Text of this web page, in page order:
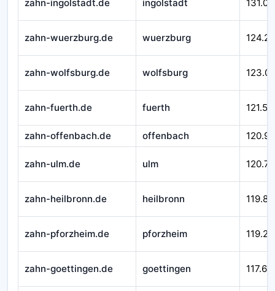
zahn-ingolstadt.de ingolstadt
zahn-wuerzburg.de wuerzburg
zahn-wolfsburg.de wolfsburg
zahn-fuerth.de fuerth
zahn-offenbach.de offenbach
zahn-ulm.de ulm
zahn-heilbronn.de heilbronn
zahn-pforzheim.de pforzheim
zahn-goettingen.de goettingen